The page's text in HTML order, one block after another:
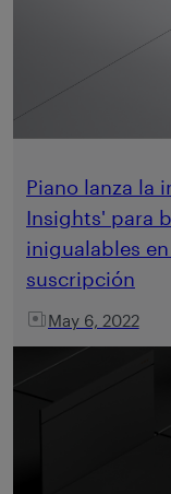
Piano lanza la
Insights' para
inigualables
suscripción
May 6, 2022